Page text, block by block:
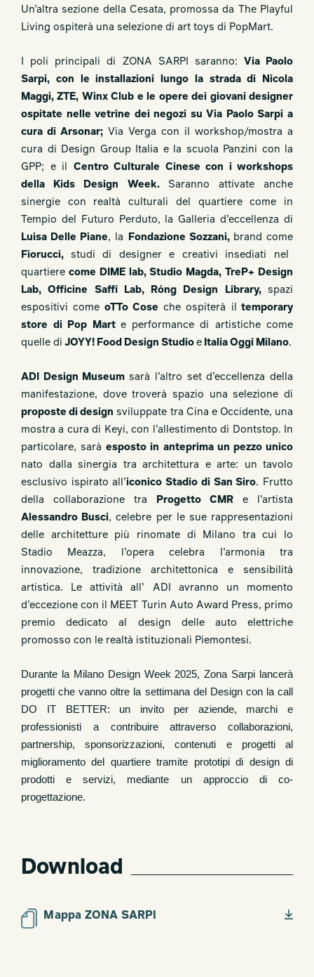
Un’altra sezione della Cesata, promossa da The Playful
Living ospiterà una selezione di art toys di PopMart.
I poli principali di ZONA SARPI saranno: Via Paolo
Sarpi, con le installazioni lungo la strada di Nicola
Maggi, ZTE, Winx Club e le opere dei giovani designer
ospitate nelle vetrine dei negozi su Via Paolo Sarpi a
cura di Arsonar; Via Verga con il workshop/mostra a
cura di Design Group Italia e la scuola Panzini con la
GPP; e il Centro Culturale Cinese con i workshops
della Kids Design Week. Saranno attivate anche
sinergie con realtà culturali del quartiere come in
Tempio del Futuro Perduto, la Galleria d’eccellenza di
Luisa Delle Piane, la Fondazione Sozzani, brand come
Fiorucci, studi di designer e creativi insediati nel
quartiere come DIME lab, Studio Magda, TreP+ Design
Lab, Officine Saffi Lab, Róng Design Library, spazi
espositivi come oTTo Cose che ospiterà il
temporary
store di Pop Mart e
performance di artistiche come
quelle di JOYY! Food Design Studio e Italia Oggi Milano.
ADI Design Museumsarà l’altro set d’eccellenza della
manifestazione, dove troverà spazio una selezione di
proposte di design sviluppate tra Cina e Occidente, una
mostra a cura di Keyi, con l’allestimento di Dontstop. In
particolare, saràesposto in anteprima un pezzo unico
nato dalla sinergia tra architettura e arte: un tavolo
esclusivo ispirato all’iconico Stadio di San Siro. Frutto
della collaborazione tra
Progetto CMR e l’artista
Alessandro Busci, celebre per le sue rappresentazioni
delle architetture più rinomate di Milano tra cui lo
Stadio Meazza, l’opera celebra l’armonia tra
innovazione, tradizione architettonica e sensibilità
artistica. Le attività all’ ADI avranno un momento
d’eccezione con il MEET Turin Auto Award Press, primo
premio dedicato al design delle auto elettriche
promosso con le realtà istituzionali Piemontesi.
Durante la Milano Design Week 2025, Zona Sarpi lancerà
progetti che vanno oltre la settimana del Design con la call
DO IT BETTER: un invito per aziende, marchi e
professionisti a contribuire attraverso collaborazioni,
partnership, sponsorizzazioni, contenuti e progetti al
miglioramento del quartiere tramite prototipi di design di
prodotti e servizi, mediante un approccio di co-
progettazione.
Download
Mappa ZONA SARPI